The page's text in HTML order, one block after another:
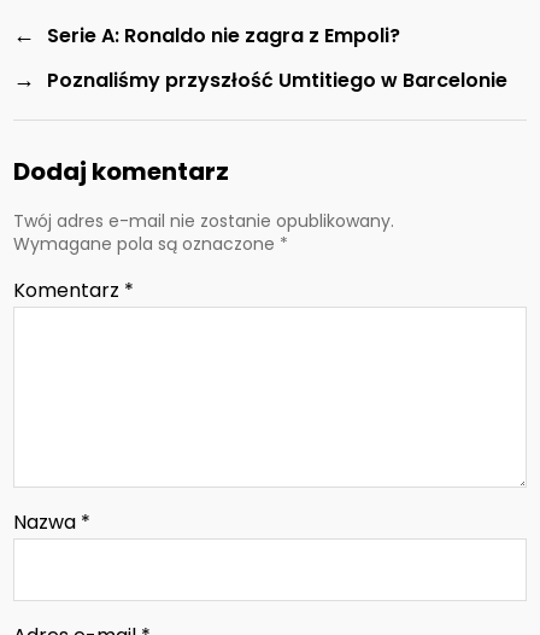
← Serie A: Ronaldo nie zagra z Empoli?
→ Poznaliśmy przyszłość Umtitiego w Barcelonie
Dodaj komentarz
Twój adres e-mail nie zostanie opublikowany.
Wymagane pola są oznaczone *
Komentarz *
Nazwa *